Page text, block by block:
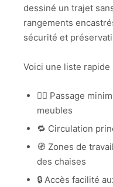
dessiné un trajet
rangements
sécurité et
Voici une liste
🚶‍♀️ Passage
meubles
🔁 Circulation
🧭 Zones de
des chaises
🔒 Accès facilité